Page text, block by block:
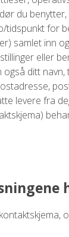
du
tidspunkt for
samlet inn
eller
også ditt
levere fra